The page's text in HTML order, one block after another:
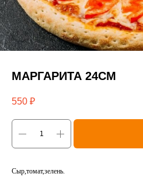
МАРГАРИТА 24СМ
550 ₽
Сыр,томат,зелень.